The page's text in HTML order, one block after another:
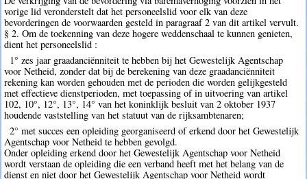
vorige lid veronderstelt dat het personeelslid voor elk van deze
bevorderingen de voorwaarden gesteld in paragraaf 2 van dit artikel vervult.
§ 2. Om de toekenning van deze hogere weddenschaal te kunnen genieten,
dient het personeelslid :
1° zes jaar graadanciënniteit te hebben bij het Gewestelijk Agentschap
voor Netheid, zonder dat bij de berekening van deze graadanciënniteit
rekening kan worden gehouden met de perioden die worden gelijkgesteld
met effectieve dienstperioden, met toepassing of in uitvoering van artikel
102, 10°, 12°, 13°, 14° van het koninklijk besluit van 2 oktober 1937
houdende vaststelling van het statuut van de rijksambtenaren;
2° met succes een opleiding georganiseerd of erkend door het Gewestelijk
Agentschap voor Netheid te hebben gevolgd.
Onder opleiding erkend door het Gewestelijk Agentschap voor Netheid
wordt verstaan de opleiding die een verband heeft met het belang van de
dienst en niet door het Gewestelijk Agentschap voor Netheid wordt